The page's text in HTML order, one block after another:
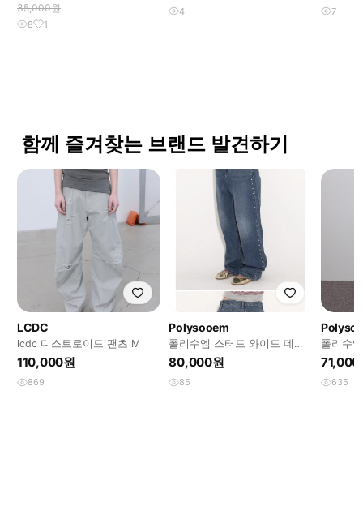
35,000원
8 1
4 7
함께 즐겨찾는 브랜드 발견하기
LCDC
lcdc 디스트로이드 팬츠 M
110,000원
869
Polysooem
폴리수엠 스터드 와이드 데님
(1)
80,000원
85
폴리수
71,000
635